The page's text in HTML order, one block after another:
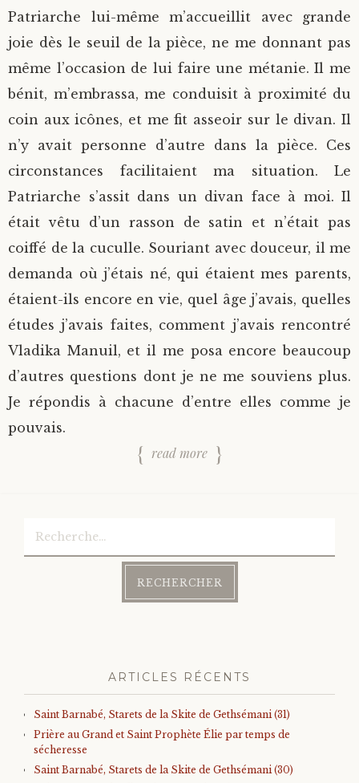
Patriarche lui-même m’accueillit avec grande
joie dès le seuil de la pièce, ne me donnant pas
même l’occasion de lui faire une métanie. Il me
bénit, m’embrassa, me conduisit à proximité du
coin aux icônes, et me fit asseoir sur le divan. Il
n’y avait personne d’autre dans la pièce. Ces
circonstances facilitaient ma situation. Le
Patriarche s’assit dans un divan face à moi. Il
était vêtu d’un rasson de satin et n’était pas
coiffé de la cuculle. Souriant avec douceur, il me
demanda où j’étais né, qui étaient mes parents,
étaient-ils encore en vie, quel âge j’avais, quelles
études j’avais faites, comment j’avais rencontré
Vladika Manuil, et il me posa encore beaucoup
d’autres questions dont je ne me souviens plus.
Je répondis à chacune d’entre elles comme je
pouvais.
read more
ARTICLES RÉCENTS
Saint Barnabé, Starets de la Skite de Gethsémani (31)
Prière au Grand et Saint Prophète Élie par temps de
sécheresse
Saint Barnabé, Starets de la Skite de Gethsémani (30)